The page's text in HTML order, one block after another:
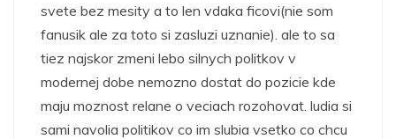
svete bez mesity a to len vdaka ficovi(nie som
fanusik ale za toto si zasluzi uznanie). ale to sa
tiez najskor zmeni lebo silnych politkov v
modernej dobe nemozno dostat do pozicie kde
maju moznost relane o veciach rozohovat. ludia si
sami navolia politikov co im slubia vsetko co chcu